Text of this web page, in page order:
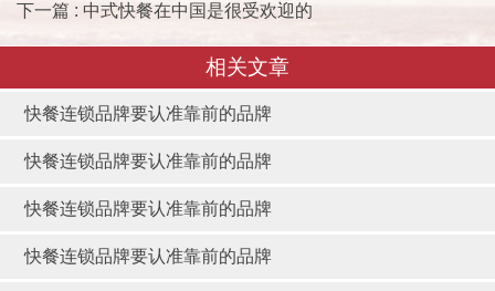
下一篇 : 中式快餐在中国是很受欢迎的
相关文章
快餐连锁品牌要认准靠前的品牌
快餐连锁品牌要认准靠前的品牌
快餐连锁品牌要认准靠前的品牌
快餐连锁品牌要认准靠前的品牌